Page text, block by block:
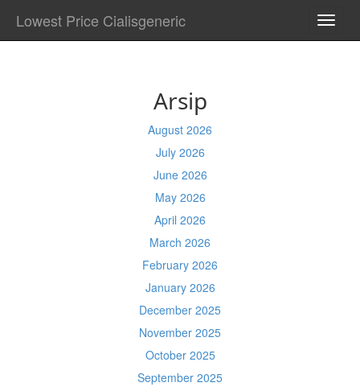
Lowest Price Cialisgeneric
Arsip
August 2026
July 2026
June 2026
May 2026
April 2026
March 2026
February 2026
January 2026
December 2025
November 2025
October 2025
September 2025